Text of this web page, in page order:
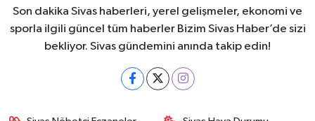
Son dakika Sivas haberleri, yerel gelişmeler, ekonomi ve
sporla ilgili güncel tüm haberler Bizim Sivas Haber’de sizi
bekliyor. Sivas gündemini anında takip edin!